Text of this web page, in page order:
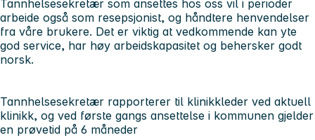
Tannhelsesekretær som ansettes hos oss vil i perioder
arbeide også som resepsjonist, og håndtere henvendelser
fra våre brukere. Det er viktig at vedkommende kan yte
god service, har høy arbeidskapasitet og behersker godt
norsk.
Tannhelsesekretær rapporterer til klinikkleder ved aktuell
klinikk, og ved første gangs ansettelse i kommunen gjelder
en prøvetid på 6 måneder